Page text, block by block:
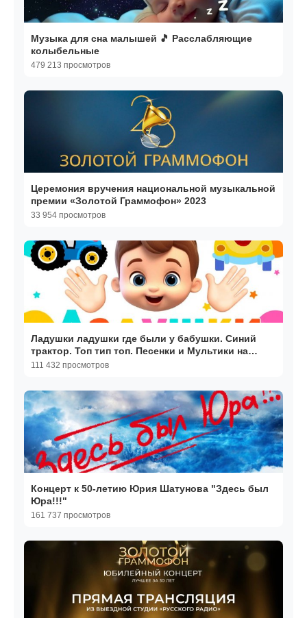
Музыка для сна малышей 🎵 Расслабляющие
колыбельные
479 213 просмотров
Церемония вручения национальной музыкальной
премии «Золотой Граммофон» 2023
33 954 просмотров
Ладушки ладушки где были у бабушки. Синий
трактор. Топ тип топ. Песенки и Мультики на
русском языке
111 432 просмотров
Концерт к 50-летию Юрия Шатунова "Здесь был
Юра!!!"
161 737 просмотров